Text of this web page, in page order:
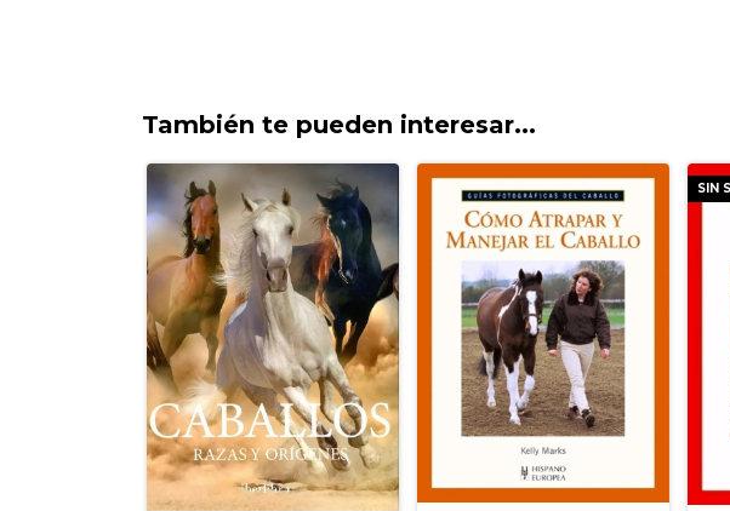
También te pueden interesar...
SIN